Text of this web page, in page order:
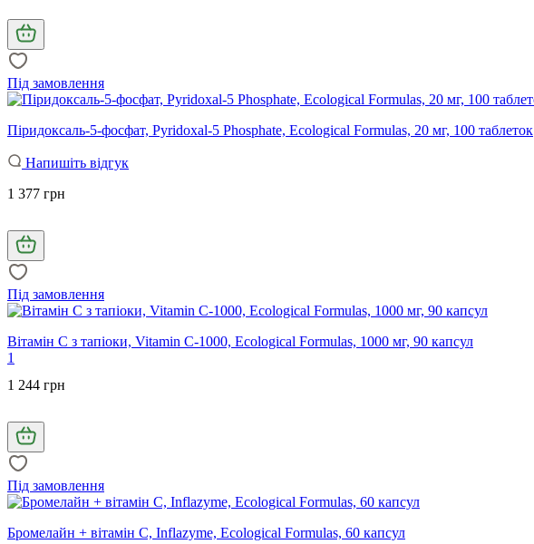
Під замовлення
Піридоксаль-5-фосфат, Pyridoxal-5 Phosphate, Ecological Formulas, 20 мг, 100 таблеток
Напишіть відгук
1 377 грн
Під замовлення
Вітамін С з тапіоки, Vitamin C-1000, Ecological Formulas, 1000 мг, 90 капсул
1
1 244 грн
Під замовлення
Бромелайн + вітамін С, Inflazyme, Ecological Formulas, 60 капсул